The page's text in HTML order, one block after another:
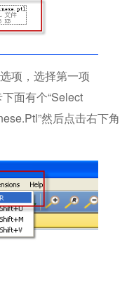
项，选择第一项
面有个“Select
然后点击右下角